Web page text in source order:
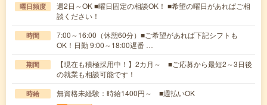
曜日頻度
週2日～OK ■曜日固定の相談OK！ ■希望の曜日があればご相
談ください！
時間
7:00～16:00（休憩60分）■ご希望があれば下記シフトも
OK！日勤 9:00～18:00遅番 …
期間
【現在も積極採用中！】2カ月～ ■ご応募から最短2～3日後
の就業も相談可能です！
時給 無資格未経験：時給1400円～ ■週払いOK